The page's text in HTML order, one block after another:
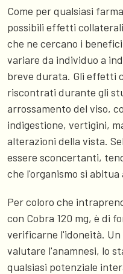
Come per qualsiasi
possibili effetti
che ne cercano i
variare da individuo a
breve durata. Gli effetti
riscontrati durante gli
arrossamento del viso,
indigestione, vertigini,
alterazioni della vista.
essere sconcertanti,
che l'organismo si abitua
Per coloro che
con Cobra 120 mg, è di
verificarne l'idoneità.
valutare l'anamnesi, lo
qualsiasi potenziale